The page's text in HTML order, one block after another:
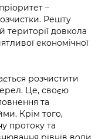
чи
на
of
law
for mass
–
Решту
території довкола
економічної
розчистити
Це, своєю
та
Крім того,
протоку та